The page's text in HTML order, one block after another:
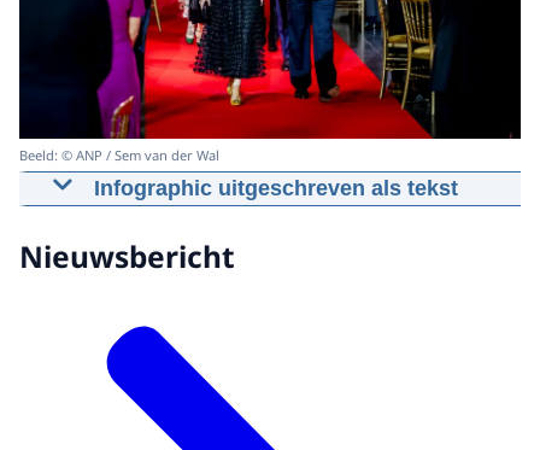
Beeld: © ANP / Sem van der Wal
Infographic uitgeschreven als tekst
Nieuwsbericht